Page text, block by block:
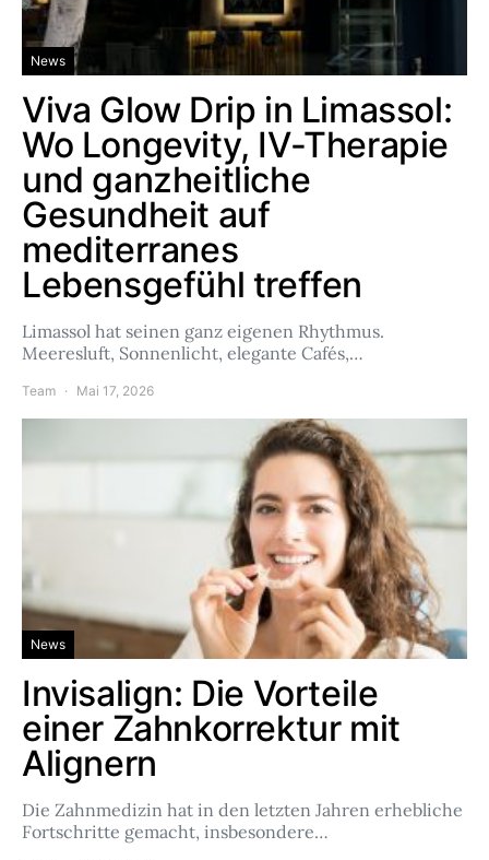
News
Viva Glow Drip in Limassol:
Wo Longevity, IV-Therapie
und ganzheitliche
Gesundheit auf
mediterranes
Lebensgefühl treffen
Limassol hat seinen ganz eigenen Rhythmus.
Meeresluft, Sonnenlicht, elegante Cafés,…
Team Mai 17, 2026
News
Invisalign: Die Vorteile
einer Zahnkorrektur mit
Alignern
Die Zahnmedizin hat in den letzten Jahren erhebliche
Fortschritte gemacht, insbesondere…